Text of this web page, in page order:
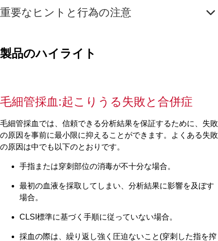
重要なヒントと行為の注意
製品のハイライト
毛細管採血:起こりうる失敗と合併症
毛細管採血では、信頼できる分析結果を保証するために、失敗
の原因を事前に最小限に抑えることができます。よくある失敗
の原因は中でも以下のとおりです。
手指または穿刺部位の消毒が不十分な場合。
最初の血液を採取してしまい、分析結果に影響を及ぼす
場合。
CLSI標準に基づく手順に従っていない場合。
採血の際は、繰り返し強く圧迫ないこと(穿刺した指を搾